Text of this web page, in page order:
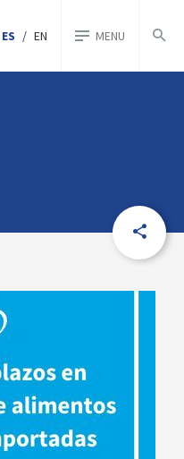
ES / EN MENU